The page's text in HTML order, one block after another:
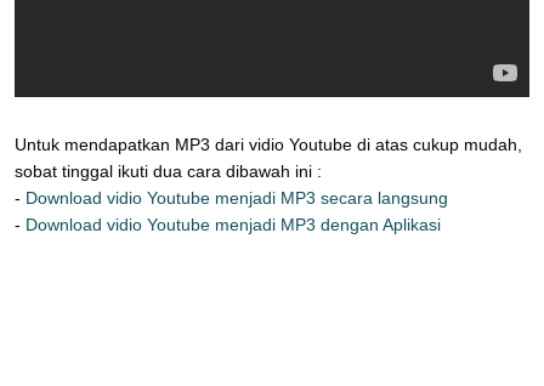
Untuk mendapatkan MP3 dari vidio Youtube di atas cukup mudah,
sobat tinggal ikuti dua cara dibawah ini :
- Download vidio Youtube menjadi MP3 secara langsung
- Download vidio Youtube menjadi MP3 dengan Aplikasi